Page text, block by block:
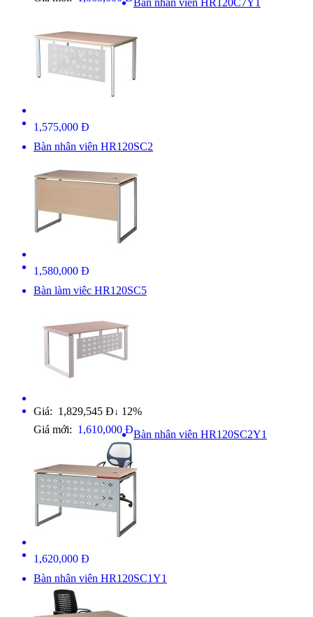
1,575,000 Đ
Bàn nhân viên HR120SC2
1,580,000 Đ
Bàn làm viêc HR120SC5
Giá: 1,829,545 Đ ↓ 12%
Giá mới: 1,610,000 ĐBàn nhân viên HR120SC2Y1
1,620,000 Đ
Bàn nhân viên HR120SC1Y1